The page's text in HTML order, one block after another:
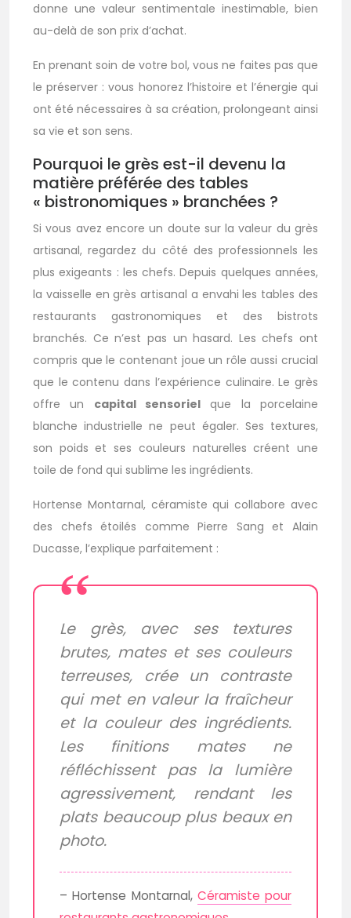
donne une valeur sentimentale inestimable, bien
au-delà de son prix d’achat.
En prenant soin de votre bol, vous ne faites pas que
le préserver : vous honorez l’histoire et l’énergie qui
ont été nécessaires à sa création, prolongeant ainsi
sa vie et son sens.
Pourquoi le grès est-il devenu la
matière préférée des tables
« bistronomiques » branchées ?
Si vous avez encore un doute sur la valeur du grès
artisanal, regardez du côté des professionnels les
plus exigeants : les chefs. Depuis quelques années,
la vaisselle en grès artisanal a envahi les tables des
restaurants gastronomiques et des bistrots
branchés. Ce n’est pas un hasard. Les chefs ont
compris que le contenant joue un rôle aussi crucial
que le contenu dans l’expérience culinaire. Le grès
offre un capital sensoriel que la porcelaine
blanche industrielle ne peut égaler. Ses textures,
son poids et ses couleurs naturelles créent une
toile de fond qui sublime les ingrédients.
Hortense Montarnal, céramiste qui collabore avec
des chefs étoilés comme Pierre Sang et Alain
Ducasse, l’explique parfaitement :
Le grès, avec ses textures
brutes, mates et ses couleurs
terreuses, crée un contraste
qui met en valeur la fraîcheur
et la couleur des ingrédients.
Les finitions mates ne
réfléchissent pas la lumière
agressivement, rendant les
plats beaucoup plus beaux en
photo.
– Hortense Montarnal, Céramiste pour